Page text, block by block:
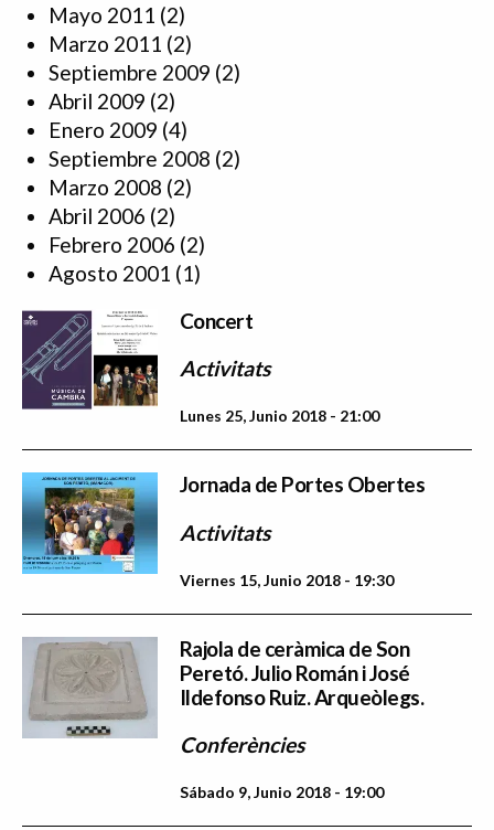
Mayo 2011 (2)
Marzo 2011 (2)
Septiembre 2009 (2)
Abril 2009 (2)
Enero 2009 (4)
Septiembre 2008 (2)
Marzo 2008 (2)
Abril 2006 (2)
Febrero 2006 (2)
Agosto 2001 (1)
Concert
Activitats
Lunes 25, Junio 2018 - 21:00
Jornada de Portes Obertes
Activitats
Viernes 15, Junio 2018 - 19:30
Rajola de ceràmica de Son
Peretó. Julio Román i José
Ildefonso Ruiz. Arqueòlegs.
Conferències
Sábado 9, Junio 2018 - 19:00